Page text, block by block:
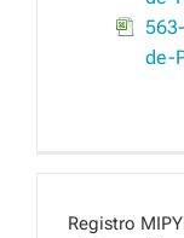
de-
Registro